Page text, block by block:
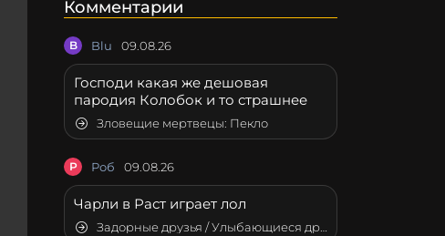
Комментарии
B Blu 09.08.26
Господи какая же дешовая
пародия Колобок и то страшнее
Зловещие мертвецы: Пекло
Р Роб 09.08.26
Чарли в Раст играет лол
Задорные друзья / Улыбающиеся друзья